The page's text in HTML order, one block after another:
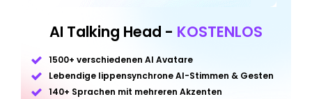
AI Talking Head - KOSTENLOS
1500+ verschiedenen AI Avatare
Lebendige lippensynchrone AI-Stimmen & Gesten
140+ Sprachen mit mehreren Akzenten